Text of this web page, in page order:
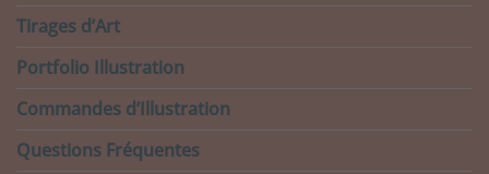
Tirages d’Art
Portfolio Illustration
Commandes d’Illustration
Questions Fréquentes